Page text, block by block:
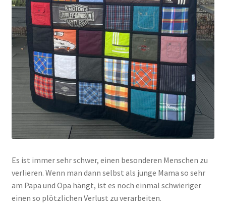
Es ist immer sehr schwer, einen besonderen Menschen zu
verlieren. Wenn man dann selbst als junge Mama so sehr
am Papa und Opa hängt, ist es noch einmal schwieriger
einen so plötzlichen Verlust zu verarbeiten.